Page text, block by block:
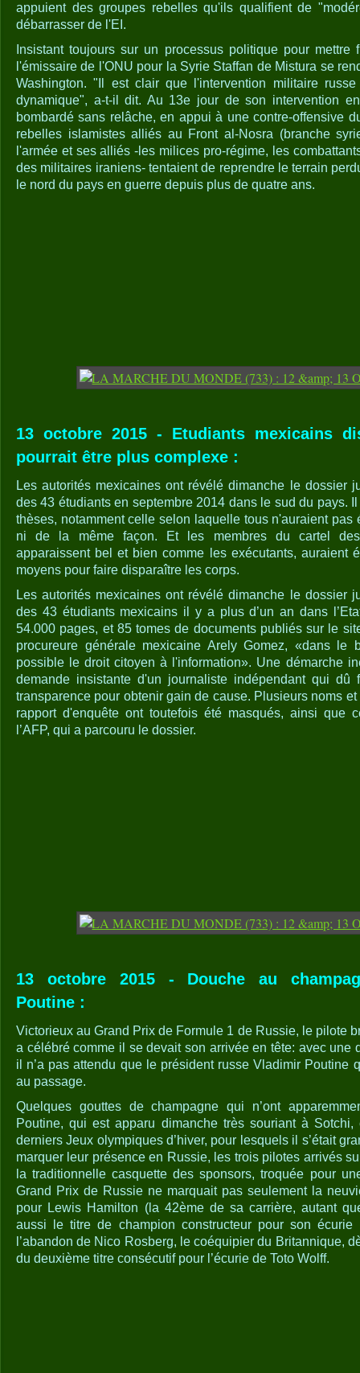
appuient des groupes rebelles qu'ils qualifient de
débarrasser de l'EI.
Insistant toujours sur un processus politique pour
l'émissaire de l'ONU pour la Syrie Staffan de Mistura se
Washington. "Il est clair que l'intervention militaire
dynamique", a-t-il dit. Au 13e jour de son intervention
bombardé sans relâche, en appui à une contre-offensive
rebelles islamistes alliés au Front al-Nosra (branche
l'armée et ses alliés -les milices pro-régime, les
des militaires iraniens- tentaient de reprendre le terrain
le nord du pays en guerre depuis plus de quatre ans.
13 octobre 2015 - Etudiants mexicains
pourrait être plus complexe :
Les autorités mexicaines ont révélé dimanche le dossier
des 43 étudiants en septembre 2014 dans le sud du pays.
thèses, notamment celle selon laquelle tous n'auraient pas
ni de la même façon. Et les membres du cartel
apparaissent bel et bien comme les exécutants, auraient
moyens pour faire disparaître les corps.
Les autorités mexicaines ont révélé dimanche le dossier
des 43 étudiants mexicains il y a plus d’un an dans
54.000 pages, et 85 tomes de documents publiés sur le
procureure générale mexicaine Arely Gomez, «dans le
possible le droit citoyen à l'information». Une démarche
demande insistante d'un journaliste indépendant qui
transparence pour obtenir gain de cause. Plusieurs noms
rapport d'enquête ont toutefois été masqués, ainsi que
l’AFP, qui a parcouru le dossier.
13 octobre 2015 - Douche au
Poutine :
Victorieux au Grand Prix de Formule 1 de Russie, le pilote
a célébré comme il se devait son arrivée en tête: avec une
il n’a pas attendu que le président russe Vladimir Poutine
au passage.
Quelques gouttes de champagne qui n’ont
Poutine, qui est apparu dimanche très souriant à Sotchi,
derniers Jeux olympiques d’hiver, pour lesquels il s’était
marquer leur présence en Russie, les trois pilotes arrivés
la traditionnelle casquette des sponsors, troquée pour
Grand Prix de Russie ne marquait pas seulement la
pour Lewis Hamilton (la 42ème de sa carrière, autant
aussi le titre de champion constructeur pour son écurie
l’abandon de Nico Rosberg, le coéquipier du Britannique,
du deuxième titre consécutif pour l’écurie de Toto Wolff.